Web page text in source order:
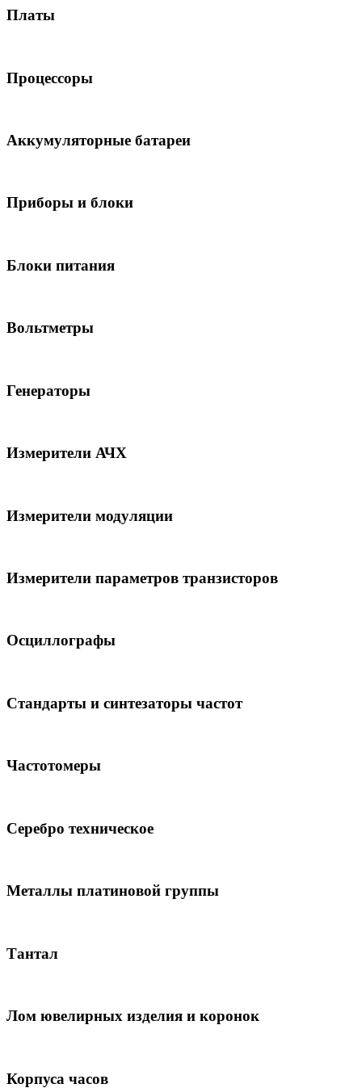
Платы
Процессоры
Аккумуляторные батареи
Приборы и блоки
Блоки питания
Вольтметры
Генераторы
Измерители АЧХ
Измерители модуляции
Измерители параметров транзисторов
Осциллографы
Стандарты и синтезаторы частот
Частотомеры
Серебро техническое
Металлы платиновой группы
Тантал
Лом ювелирных изделия и коронок
Корпуса часов